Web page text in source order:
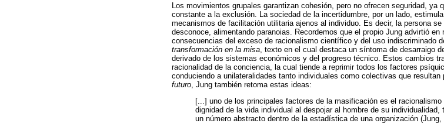
Los movimientos grupales garantizan cohesión, pero no ofrecen seguridad, ya
constante a la exclusión. La sociedad de la incertidumbre, por un lado,
mecanismos de facilitación utilitaria ajenos al individuo. Es decir, la persona
desconoce, alimentando paranoias. Recordemos que el propio Jung advirtió
consecuencias del exceso de racionalismo científico y del uso indiscriminado
transformación en la misa , texto en el cual destaca un síntoma de desarraigo
derivado de los sistemas económicos y del progreso técnico. Estos cambios
racionalidad de la conciencia, la cual tiende a reprimir todos los factores
conduciendo a unilateralidades tanto individuales como colectivas que
futuro , Jung también retoma estas ideas:
[...] uno de los principales factores de la masificación es el
dignidad de la vida individual al despojar al hombre de su
un número abstracto dentro de la estadística de una organización